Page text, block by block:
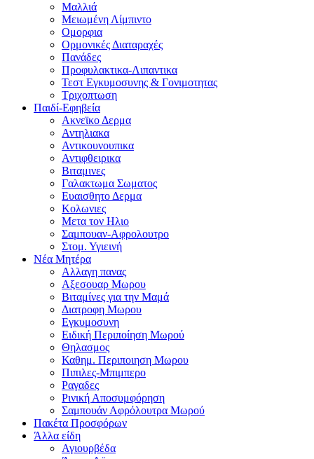
Μαλλιά
Μειωμένη Λίμπιντο
Ομορφια
Ορμονικές Διαταραχές
Πανάδες
Προφυλακτικα-Λιπαντικα
Τεστ Εγκυμοσυνης & Γονιμοτητας
Τριχοπτωση
Παιδί-Εφηβεία
Ακνεϊκο Δερμα
Αντηλιακα
Αντικουνουπικα
Αντιφθειρικα
Βιταμινες
Γαλακτωμα Σωματος
Ευαισθητο Δερμα
Κολωνιες
Μετα τον Ηλιο
Σαμπουαν-Αφρολουτρο
Στομ. Υγιεινή
Νέα Μητέρα
Αλλαγη πανας
Αξεσουαρ Μωρου
Βιταμίνες για την Μαμά
Διατροφη Μωρου
Εγκυμοσυνη
Ειδική Περιποίηση Μωρού
Θηλασμος
Καθημ. Περιποιηση Μωρου
Πιπιλες-Μπιμπερο
Ραγαδες
Ρινική Αποσυμφόρηση
Σαμπουάν Αφρόλουτρα Μωρού
Πακέτα Προσφόρων
Άλλα είδη
Αγιουρβέδα